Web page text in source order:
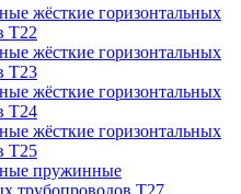
жёсткие горизонтальных
Т22
жёсткие горизонтальных
Т23
жёсткие горизонтальных
Т24
жёсткие горизонтальных
Т25
пружинные
трубопроводов Т27